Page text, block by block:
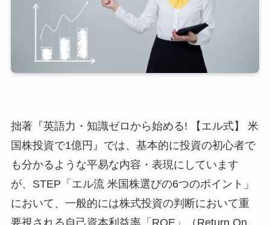
拙著『英語力・知識ゼロから始める! 【エル式】 米
国株投資で1億円』では、基本的に投資の初心者で
も分かるような平易な内容・表現にしています
が、STEP「エル流 米国株選びの6つのポイント」
において、一般的には株式投資の判断において重
要視される自己資本利益率「ROE」（Return On